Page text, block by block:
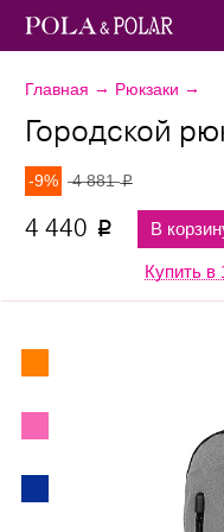
Главная → Рюкзаки →
Городской
-9% 4 881p
4 440 p В
Купить в